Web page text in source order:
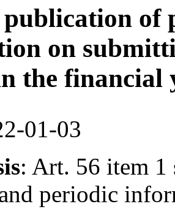
publication of
on
the financial
01-03
: Art. 56 item
periodic